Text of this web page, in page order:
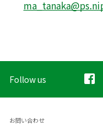
Follow us
お問い合わせ